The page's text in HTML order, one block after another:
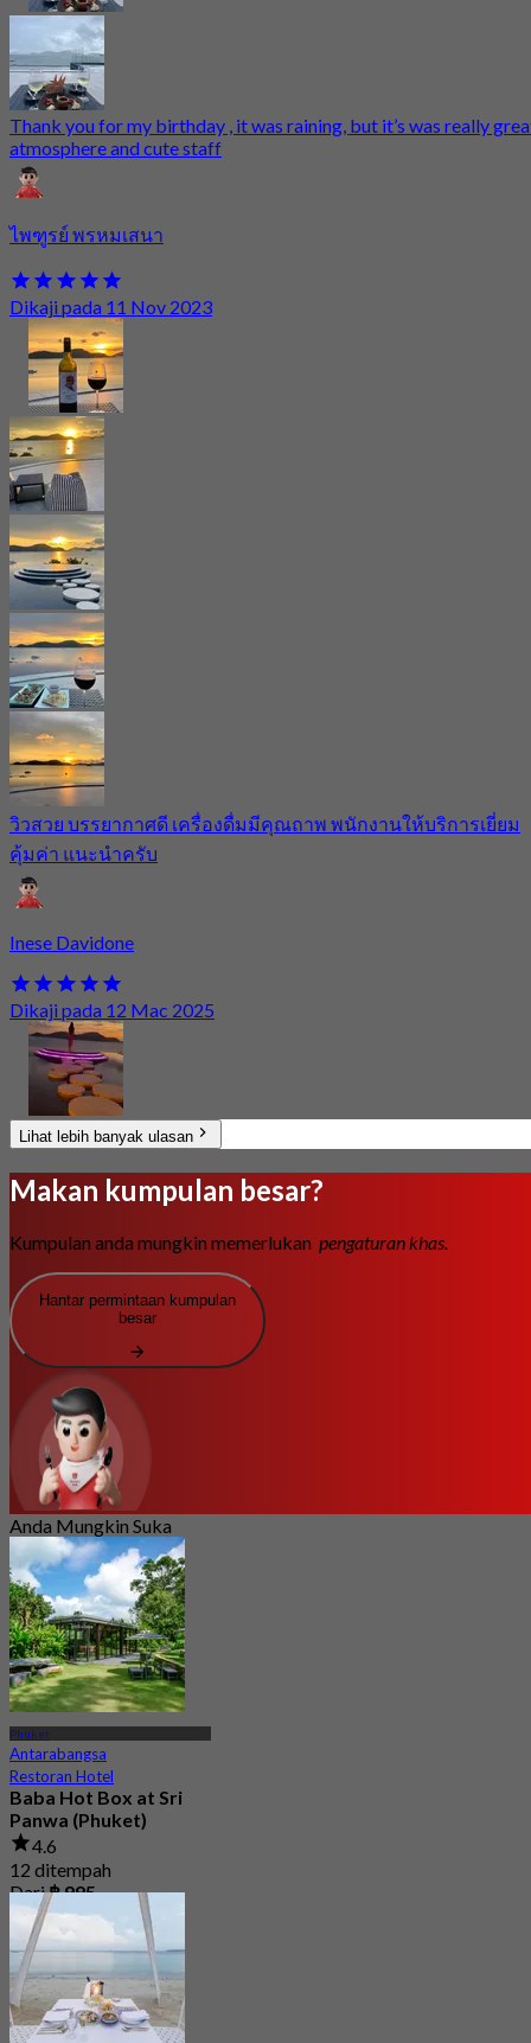
Thank you for my birthday , it was raining, but it’s was really
atmosphere and cute staff
ไพฑูรย์ พรหมเสนา
Dikaji pada 11 Nov 2023
วิวสวย บรรยากาศดี เครื่องดื่มมีคุณถาพ พนักงานให้บริการเยี่ยม
คุ้มค่า แนะนำครับ
Inese Davidone
Dikaji pada 12 Mac 2025
Lihat lebih banyak ulasan
Makan kumpulan besar?
Kumpulan anda mungkin memerlukan pengaturan khas.
Hantar permintaan kumpulan
besar
Anda Mungkin Suka
Phuket
Antarabangsa
Restoran Hotel
Baba Hot Box at Sri
Panwa (Phuket)
4.6
12 ditempah
Dari฿ 995